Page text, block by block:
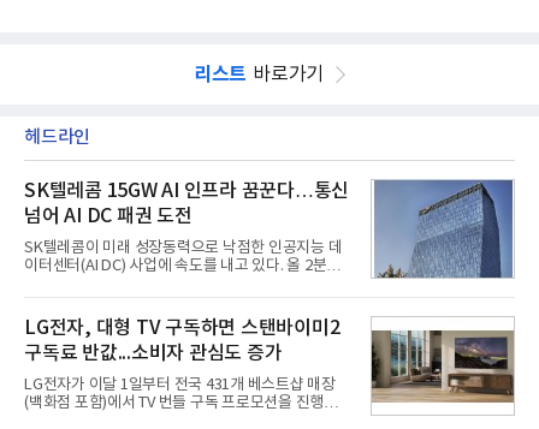
리스트 바로가기
헤드라인
SK텔레콤 15GW AI 인프라 꿈꾼다…통신
넘어 AI DC 패권 도전
SK텔레콤이 미래 성장동력으로 낙점한 인공지능 데
이터센터(AI DC) 사업에 속도를 내고 있다. 올 2분기
는 2035년까지 총 15GW(기가와트) 규모의 AI DC를
구축하겠다는 대형 청사진을 제시하면서다. 이에 따
라 경쟁 구도 역시 이동통신사인 KT, LG유플러스를
넘어 네이버, 삼성SDS 등 IT 인프라 기업으로 확장되
고 있다.7일 SK텔레콤에 따르면 회사는 올해 2분기
연결 기준 매출 4조 3591억원, 영업이익 5660억원을
기록했다. 매출은 전년 동기 대비 0.5%, 영업이익은
LG전자, 대형 TV 구독하면 스탠바이미2
구독료 반값...소비자 관심도 증가
LG전자가 이달 1일부터 전국 431개 베스트샵 매장
(백화점 포함)에서 TV 번들 구독 프로모션을 진행하고